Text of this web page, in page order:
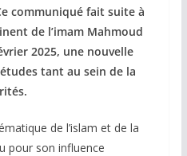
communiqué fait suite à
de l’imam Mahmoud
2025, une nouvelle
tant au sein de la
de l’islam et de la
pour son influence